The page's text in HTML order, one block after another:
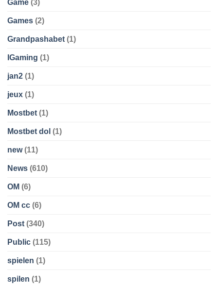
Game (3)
Games (2)
Grandpashabet (1)
IGaming (1)
jan2 (1)
jeux (1)
Mostbet (1)
Mostbet dol (1)
new(11)
News (610)
OM (6)
OM cc (6)
Post (340)
Public (115)
spielen (1)
spilen (1)